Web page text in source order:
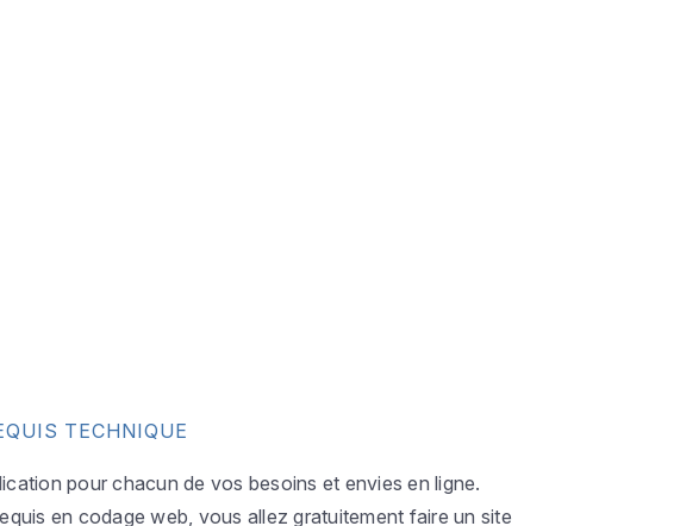
TECHNIQUE
pour chacun de vos besoins et envies en ligne.
en codage web, vous allez gratuitement faire un site